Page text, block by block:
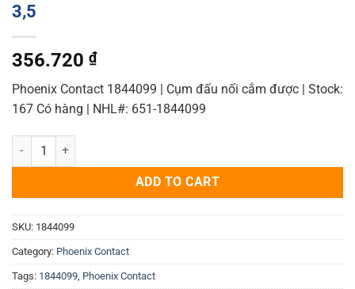
3,5
356.720 ₫
Phoenix Contact 1844099 | Cụm đấu nối cắm được | Stock:
167 Có hàng | NHL#: 651-1844099
Cụm đấu nối cắm được IFMC 1,5/12-ST-3,5 quantity
ADD TO CART
SKU: 1844099
Category: Phoenix Contact
Tags: 1844099 Phoenix Contact